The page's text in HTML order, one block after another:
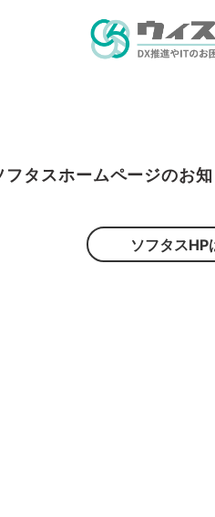
タスホームページのお
ソフタスHP